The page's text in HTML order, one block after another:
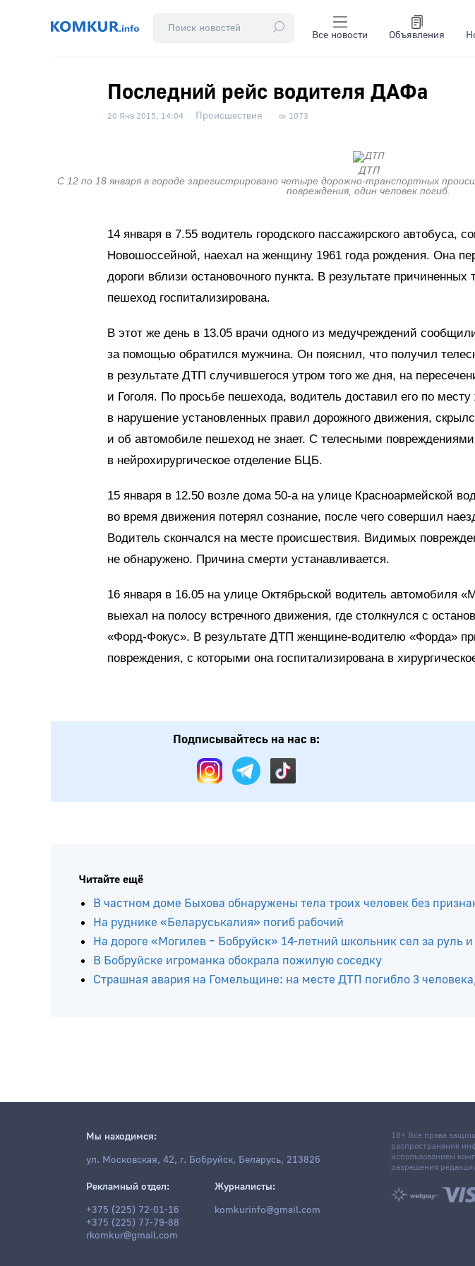
Все новости Объявления
Последний рейс водителя ДАФа
20 Янв 2015, 14:04 Происшествия 1073
ДТП
С 12 по 18 января в городе зарегистрировано четыре дорожно-транспортных
повреждения, один человек погиб.
14 января в 7.55 водитель городского пассажирского автобуса,
Новошоссейной, наехал на женщину 1961 года рождения. Она
дороги вблизи остановочного пункта. В результате
пешеход госпитализирована.
В этот же день в 13.05 врачи одного из медучреждений
за помощью обратился мужчина. Он пояснил, что получил
в результате ДТП случившегося утром того же дня, на
и Гоголя. По просьбе пешехода, водитель доставил его по
в нарушение установленных правил дорожного движения,
и об автомобиле пешеход не знает. С телесными повреждениями
в нейрохирургическое отделение БЦБ.
15 января в 12.50 возле дома 50-а на улице Красноармейской
во время движения потерял сознание, после чего совершил
Водитель скончался на месте происшествия. Видимых
не обнаружено. Причина смерти устанавливается.
16 января в 16.05 на улице Октябрьской водитель автомобиля
выехал на полосу встречного движения, где столкнулся с
«Форд-Фокус». В результате ДТП женщине-водителю «Форда»
повреждения, с которыми она госпитализирована в
Подписывайтесь на нас в:
Читайте ещё
В частном доме Быхова обнаружены тела троих человек без
На руднике «Беларуськалия» погиб рабочий
Мы находимся:
ул. Московская, 42, г. Бобруйск, Беларусь, 213826
Рекламный отдел:
18+ Все права
распространение